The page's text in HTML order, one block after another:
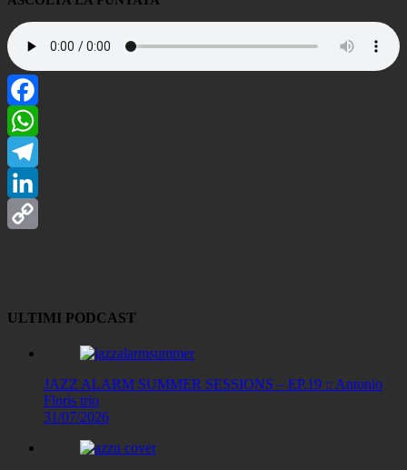
Facebook
WhatsApp
Telegram
LinkedIn
ULTIMI PODCAST
JAZZ ALARM SUMMER SESSIONS – EP.19 :: Antonio
Floris trio
31/07/2026